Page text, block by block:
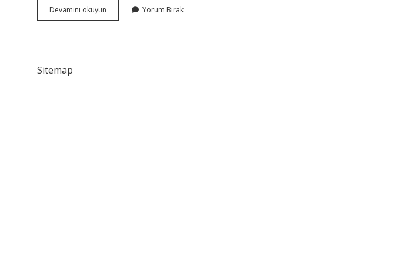
Devamını okuyun
Şu
Yorum Bırak
Sitemap